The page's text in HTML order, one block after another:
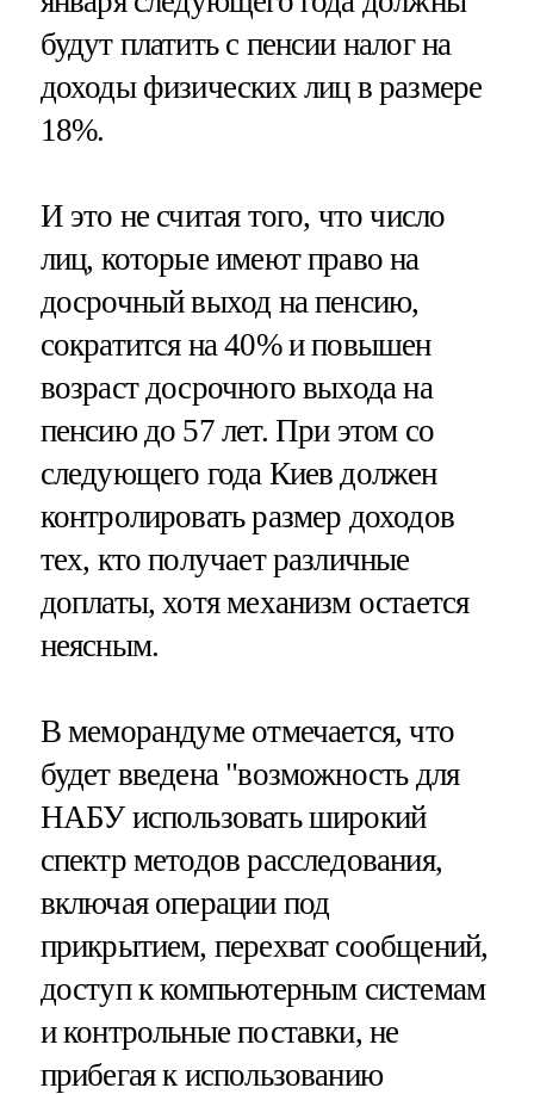
будут платить с пенсии налог на
доходы физических лиц в размере
18%.
И это не считая того, что число
лиц, которые имеют право на
досрочный выход на пенсию,
сократится на 40% и повышен
возраст досрочного выхода на
пенсию до 57 лет. При этом со
следующего года Киев должен
контролировать размер доходов
тех, кто получает различные
доплаты, хотя механизм остается
неясным.
В меморандуме отмечается, что
будет введена "возможность для
НАБУ использовать широкий
спектр методов расследования,
включая операции под
прикрытием, перехват сообщений,
доступ к компьютерным системам
и контрольные поставки, не
прибегая к использованию